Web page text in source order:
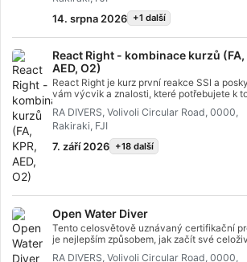
zajistí dovednosti a zkušenosti potřebné k
abyste se pod vodou cítili skutečně
14. srpna 2026 +1 další
React Right - kombinace kurzů (FA,
AED, O2)
React Right je kurz první reakce SSI a
vám výcvik a znalosti, které potřebujete k
pomoci v případě lékařské pohotovosti. V tomto
flexibilním potápěčském programu si můžete
vybrat, o kterých tématech se chcete učit,
prvotního zhodnocení, první pomoci, KPR a
automatizovaného externího defibrilátoru
výcvikových scénářů vám tento program
nástroje a sebedůvěru, které potřebujete
reakci na mimořádné události. V době, kdy
RA DIVERS, Volivoli Circular Road, 0000,
Rakiraki, FJI
7. září 2026 +18 další
Open Water Diver
Tento celosvětově uznávaný certifikační
je nejlepším způsobem, jak začít své
RA DIVERS, Volivoli Circular Road, 0000,